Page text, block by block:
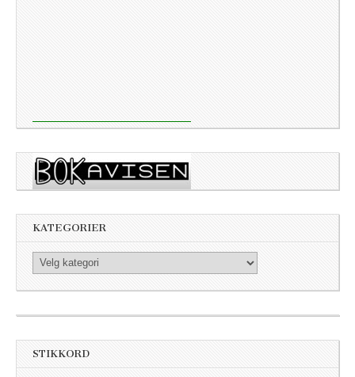
KATEGORIER
Kategorier
STIKKORD